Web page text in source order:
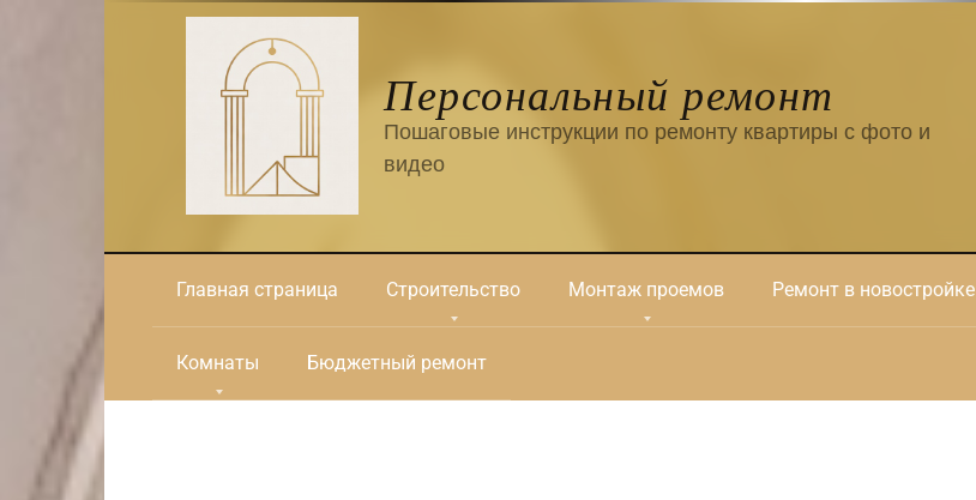
Персональный ремонт
Пошаговые инструкции по ремонту квартиры с фото и
видео
Главная страница Строительство Монтаж проемов Ремонт в новостройке
Комнаты Бюджетный ремонт